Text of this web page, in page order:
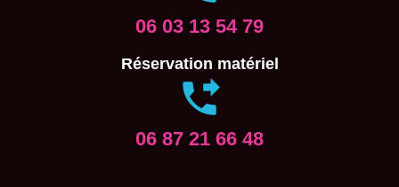
06 03 13 54 79
Réservation matériel
06 87 21 66 48